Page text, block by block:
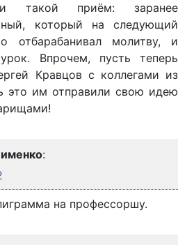
такой приём: заранее
который на следующий
отбарабанивал молитву, и
Впрочем, пусть теперь
Кравцов с коллегами из
это им отправили свою идею
:
на профессоршу.